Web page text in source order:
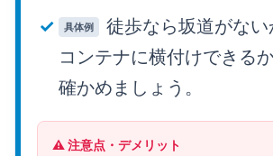
具体例
徒歩なら坂道がない
コンテナに横付けできる
確かめましょう。
⚠️ 注意点・デメリット